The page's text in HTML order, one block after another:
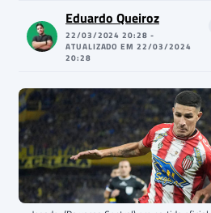
Eduardo Queiroz
22/03/2024 20:28 -
ATUALIZADO EM 22/03/2024
20:28